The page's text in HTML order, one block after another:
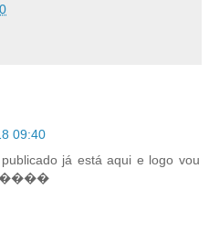
09:40
já está aqui e logo vou